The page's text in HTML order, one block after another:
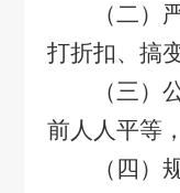
（二）严
打折扣、搞
（三）公
前人人平等
（四）规